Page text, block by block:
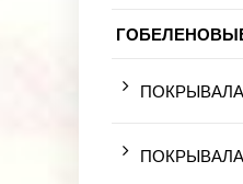
ПОКРЫВАЛА
ПОКРЫВАЛА